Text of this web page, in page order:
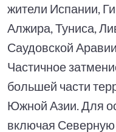
жители Испании,
Алжира, Туниса,
Саудовской
Частичное
большей части
Южной Азии. Для
включая Северную